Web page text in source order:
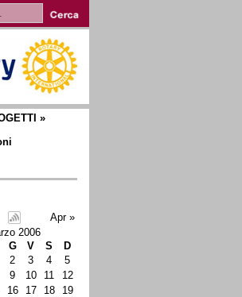
»
Apr »
2006
G V S
D
2 3 4
5
9 10 11
12
16 17 18
19